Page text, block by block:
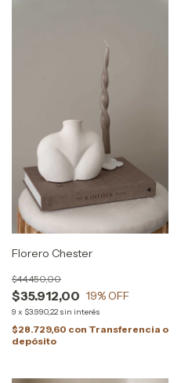
Florero Chester
$35.912,00
$44.450,00
19% OFF
9 x $3.990,22 sin interés
$28.729,60 con Transferencia o
depósito